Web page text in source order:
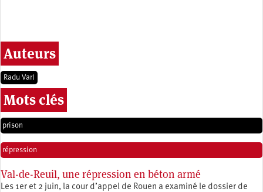
Auteurs
Radu Varl
Mots clés
prison
répression
Val-de-Reuil, une répression en béton armé
Les 1er et 2 juin, la cour d’appel de Rouen a examiné le dossier de